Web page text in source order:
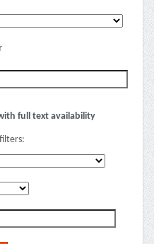
full text availability